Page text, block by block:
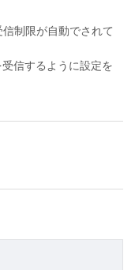
制限が自動でされて
信するように設定を